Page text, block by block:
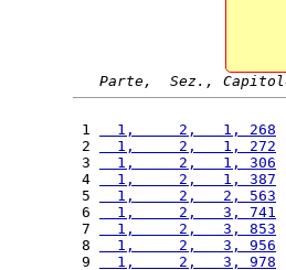
Parte,  Sez.,
1
  1,     2,   1, 268
2
  1,     2,   1, 272
3
  1,     2,   1, 306
4
  1,     2,   1, 387
5
  1,     2,   2, 563
6
  1,     2,   3, 741
7
  1,     2,   3, 853
8
  1,     2,   3, 956
9
  1,     2,   3, 978